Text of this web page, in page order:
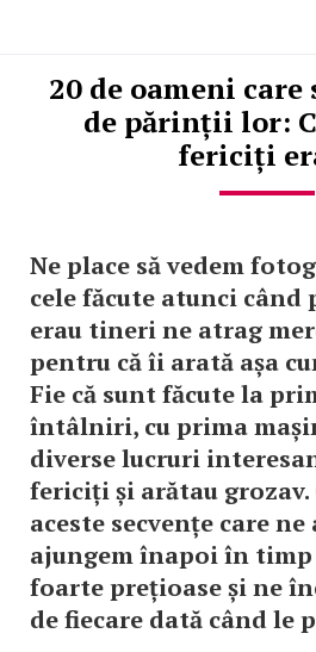
20 de oameni
de părinții lor:
fericiți
Ne place să vedem
cele făcute atunci
erau tineri ne atrag
pentru că îi arată așa
Fie că sunt făcute la
întâlniri, cu prima
diverse lucruri
fericiți și arătau grozav.
aceste secvențe care ne
ajungem înapoi în
foarte prețioase și ne
de fiecare dată când le